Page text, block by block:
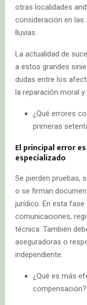
otras localidades
consideración en
lluvias.
La actualidad de
a estos grandes
dudas entre los
la reparación moral
¿Qué errores
primeras
El principal error
especializado
Se pierden pruebas,
o se firman
jurídico. En esta
comunicaciones,
técnica. También
aseguradoras o
independiente.
¿Qué es más
compensación?